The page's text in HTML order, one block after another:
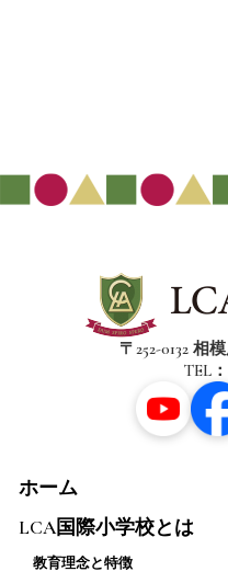
〒252-0132 相
TEL：
ホーム
LCA国際小学校とは
教育理念と特徴